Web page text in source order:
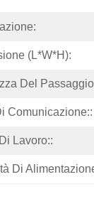
(L*W*H):
Del
Comunicazione::
Lavoro::
Di